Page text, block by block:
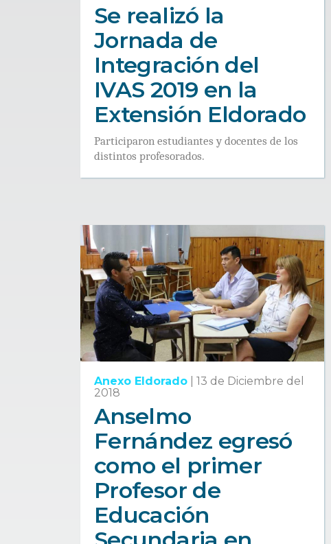
Se realizó la
Jornada de
Integración del
IVAS 2019 en la
Extensión Eldorado
Participaron estudiantes y docentes de los
distintos profesorados.
Anexo Eldorado
13 de Diciembre del
2018
Anselmo
Fernández egresó
como el primer
Profesor de
Educación